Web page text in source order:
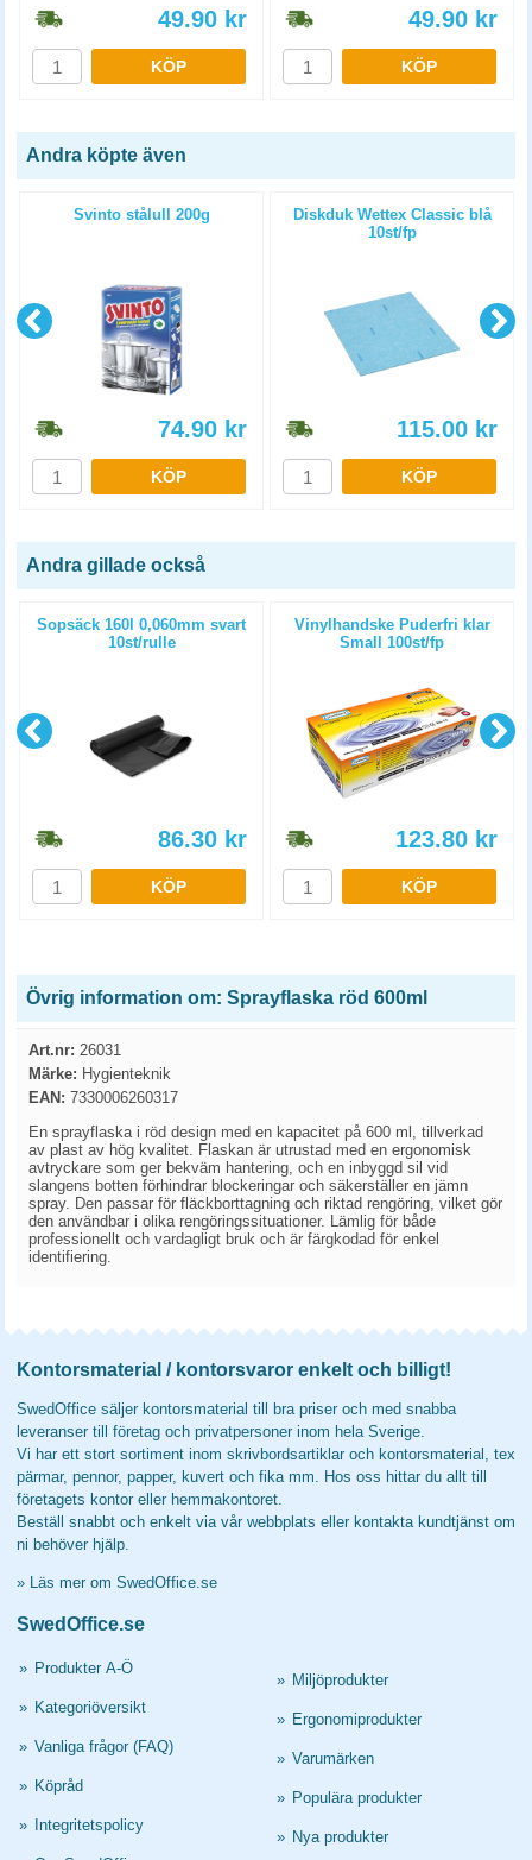
49.90 kr
KÖP
49.90 kr
KÖP
Andra köpte även
Svinto stålull 200g
74.90 kr
KÖP
Diskduk Wettex Classic blå
10st/fp
115.00 kr
KÖP
Andra gillade också
Sopsäck 160l 0,060mm svart
10st/rulle
86.30 kr
KÖP
Vinylhandske Puderfri klar
Small 100st/fp
123.80 kr
KÖP
Övrig information om: Sprayflaska röd 600ml
Art.nr: 26031
Märke: Hygienteknik
EAN: 7330006260317
En sprayflaska i röd design med en kapacitet på 600 ml, tillverkad
av plast av hög kvalitet. Flaskan är utrustad med en ergonomisk
avtryckare som ger bekväm hantering, och en inbyggd sil vid
slangens botten förhindrar blockeringar och säkerställer en jämn
spray. Den passar för fläckborttagning och riktad rengöring, vilket gör
den användbar i olika rengöringssituationer. Lämlig för både
professionellt och vardagligt bruk och är färgkodad för enkel
identifiering.
Kontorsmaterial / kontorsvaror enkelt och billigt!
SwedOffice säljer kontorsmaterial till bra priser och med snabba
leveranser till företag och privatpersoner inom hela Sverige.
Vi har ett stort sortiment inom skrivbordsartiklar och kontorsmaterial, tex
pärmar, pennor, papper, kuvert och fika mm. Hos oss hittar du allt till
företagets kontor eller hemmakontoret.
Beställ snabbt och enkelt via vår webbplats eller kontakta kundtjänst om
ni behöver hjälp.
» Läs mer om SwedOffice.se
SwedOffice.se
» Produkter A-Ö
» Kategoriöversikt
» Vanliga frågor (FAQ)
» Köpråd
» Integritetspolicy
» Miljöprodukter
» Ergonomiprodukter
» Varumärken
» Populära produkter
» Nya produkter